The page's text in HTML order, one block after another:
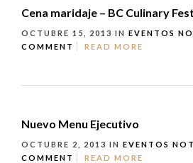
Cena maridaje – BC Culinary Fest
OCTUBRE 15, 2013 IN EVENTOS
COMMENT
READ MORE
Nuevo Menu Ejecutivo
OCTUBRE 2, 2013 IN EVENTOS
COMMENT
READ MORE